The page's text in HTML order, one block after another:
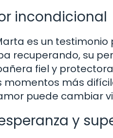
incondicional
es un
recuperando, su
fiel y
más
puede cambiar
y